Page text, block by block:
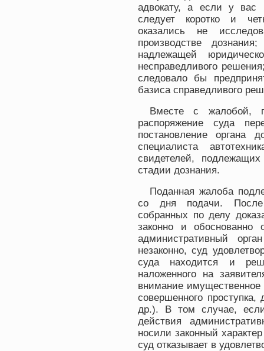
адвокату, а если у вас
следует коротко и
оказались не
производстве
надлежащей
несправедливого
следовало бы
базиса справедливого
Вместе с жалобой,
распоряжение суда
постановление органа
специалиста
свидетелей,
стадии дознания.
Поданная жалоба
со дня подачи. После
собранных по делу
законно и обоснованно
административный
незаконно, суд
суда находится и
наложенного на
внимание имущественное
совершенного
др.). В том случае,
действия
носили законный
суд отказывает в